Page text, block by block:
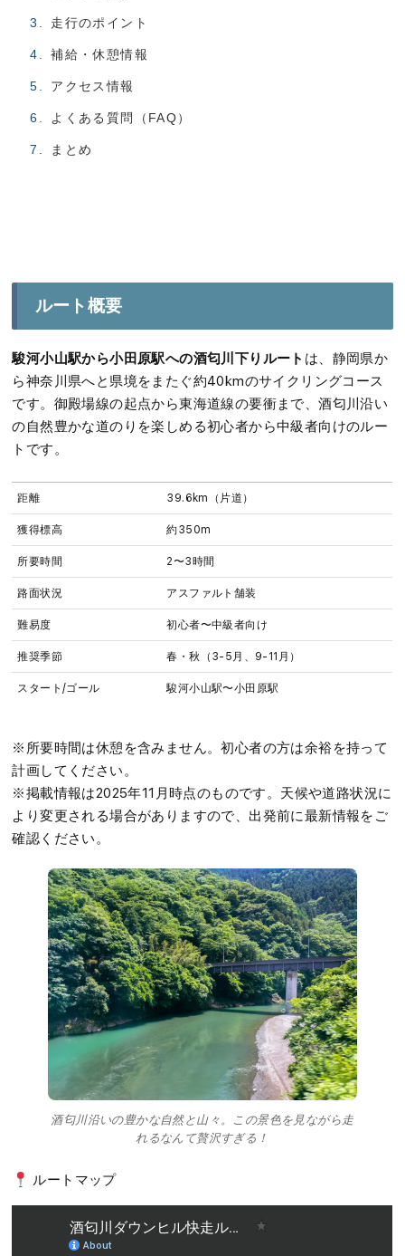
走行のポイント
補給・休憩情報
アクセス情報
よくある質問（FAQ）
まとめ
ルート概要
駿河小山駅から小田原駅への酒匂川下りルート は、静岡県か
ら神奈川県へと県境をまたぐ約40kmのサイクリングコース
です。御殿場線の起点から東海道線の要衝まで、酒匂川沿い
の自然豊かな道のりを楽しめる初心者から中級者向けのルー
トです。
距離 39.6km（片道）
獲得標高 約350m
所要時間 2〜3時間
路面状況 アスファルト舗装
難易度 初心者〜中級者向け
推奨季節 春・秋（3-5月、9-11月）
スタート/ゴール 駿河小山駅〜小田原駅
※所要時間は休憩を含みません。初心者の方は余裕を持って
計画してください。
※掲載情報は2025年11月時点のものです。天候や道路状況に
より変更される場合がありますので、出発前に最新情報をご
確認ください。
酒匂川沿いの豊かな自然と山々。この景色を見ながら走
れるなんて贅沢すぎる！
ルートマップ